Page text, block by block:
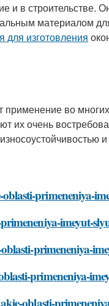
и в строительстве.
материалом
для изготовления
применение во
их очень
primeneniya-
imeyut-
primeneniya-
primeneniya-
oblasti-